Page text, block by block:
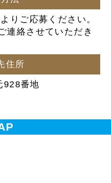
りご応募ください。
連絡させていただき
住所
928番地